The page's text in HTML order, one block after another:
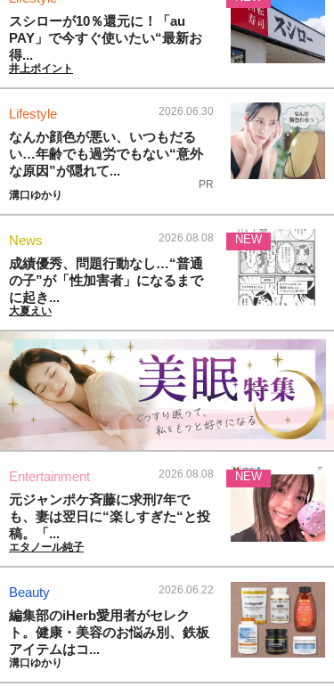
スシローが10％還元に！「au
PAY」で今すぐ使いたい“最新お
得...
井上ポイント
Lifestyle 2026.06.30
なんか顔色が悪い、いつもだる
い…年齢でも過労でもない“意外
な原因”が隠れて...
PR
溝口ゆかり
News 2026.08.08
成績優秀、問題行動なし…“普通
の子”が「性加害者」になるまで
に起き...
大夏えい
NEW
Entertainment 2026.08.08
元ジャンポケ斉藤に求刑7年で
も、妻は翌日に“楽しすぎた“と投
稿。「...
エタノール純子
NEW
Beauty 2026.06.22
編集部のiHerb愛用者がセレク
ト。健康・美容のお悩み別、鉄板
アイテムはコ...
溝口ゆかり